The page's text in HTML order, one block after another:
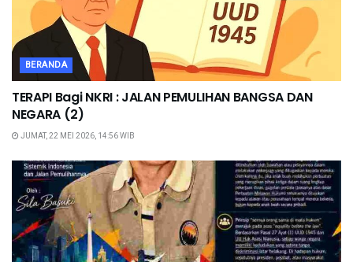
BERANDA
TERAPI Bagi NKRI : JALAN PEMULIHAN BANGSA DAN
NEGARA (2)
JUMAT, 22 MEI 2026, 14:56 WIB